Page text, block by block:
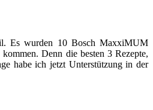
Es wurden 10 Bosch MaxxiMUM
Denn die besten 3 Rezepte,
habe ich jetzt Unterstützung in der